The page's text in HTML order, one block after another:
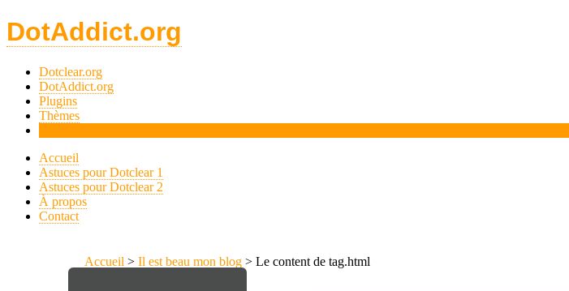
DotAddict.org
Dotclear.org
DotAddict.org
Plugins
Thèmes
Accueil
Astuces pour Dotclear 1
Astuces pour Dotclear 2
À propos
Contact
Accueil >Il est beau mon blog > Le content de tag.html